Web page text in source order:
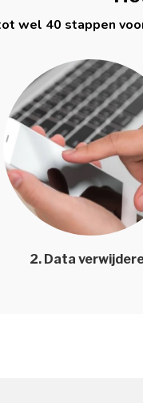
wel 40 stappen
2. Data